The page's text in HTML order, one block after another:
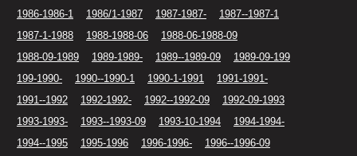
1986-1986-1
1986/1-1987 1987-1987-
1987--1987-1
1987-1-1988
1988-1988-06
1988-06-1988-09
1988-09-1989
1989-1989- 1989--1989-09
1989-09-199
199-1990-
1990--1990-1 1990-1-1991
1991-1991-
1991--1992
1992-1992- 1992--1992-09
1992-09-1993
1993-1993-
1993--1993-09 1993-10-1994
1994-1994-
1994--1995
1995-1996 1996-1996-
1996--1996-09